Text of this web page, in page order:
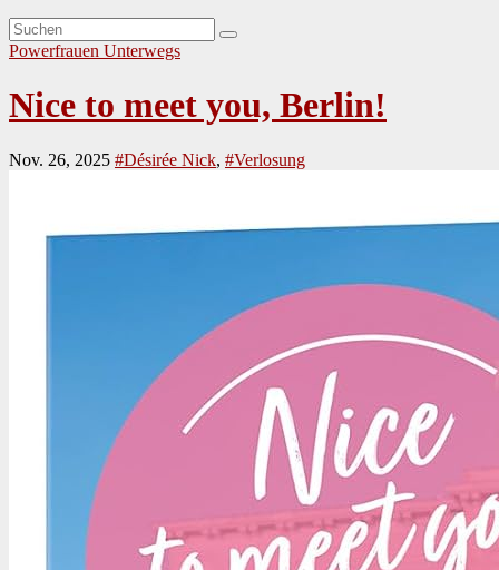
Powerfrauen Unterwegs
Nice to meet you, Berlin!
Nov. 26, 2025 #Désirée Nick, #Verlosung